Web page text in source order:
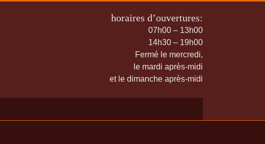
horaires d’ouvertures:
07h00 – 13h00
14h30 – 19h00
Fermé le mercredi,
le mardi après-midi
et le dimanche après-midi